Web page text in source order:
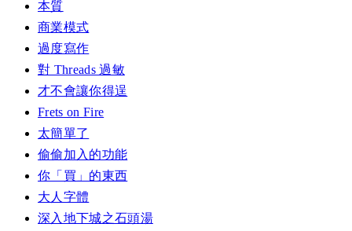
本質
商業模式
過度寫作
對 Threads 過敏
才不會讓你得逞
Frets on Fire
太簡單了
偷偷加入的功能
你「買」的東西
大人字體
深入地下城之石頭湯